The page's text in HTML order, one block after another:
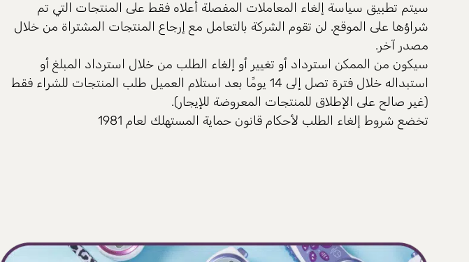
سيتم تطبيق سياسة إلغاء المعاملات المفصلة أعلاه فقط على المنتجات التي تم
شراؤها على الموقع. لن تقوم الشركة بالتعامل مع إرجاع المنتجات المشتراة من خلال
مصدر آخر.
سيكون من الممكن استرداد أو تغيير أو إلغاء الطلب من خلال استرداد المبلغ أو
استبداله خلال فترة تصل إلى 14 يومًا بعد استلام العميل طلب المنتجات للشراء فقط
(غير صالح على الإطلاق للمنتجات المعروضة للإيجار).
تخضع شروط إلغاء الطلب لأحكام قانون حماية المستهلك لعام 1981